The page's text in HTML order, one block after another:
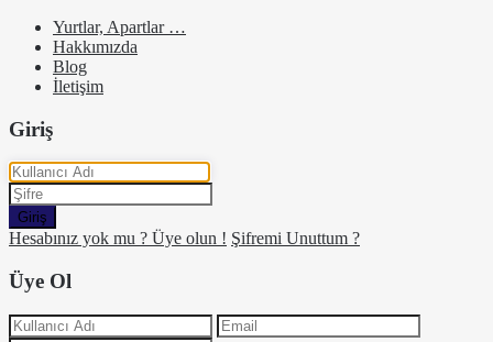
Yurtlar, Apartlar …
Hakkımızda
Blog
İletişim
Giriş
Giriş
Hesabınız yok mu ? Üye olun ! Şifremi Unuttum ?
Üye Ol